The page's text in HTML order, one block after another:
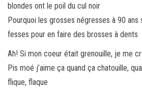
blondes ont le poil du cul noir
Pourquoi les grosses négresses à 90 ans
fesses pour en faire des brosses à dents
Ah! Si mon coeur était grenouille, je me
Pis moé j’aime ça quand ça chatouille,
flique, flaque